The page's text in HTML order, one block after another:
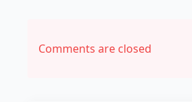
Comments are closed